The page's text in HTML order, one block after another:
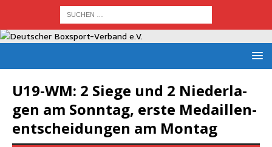
U19-WM: 2 Sie­ge und 2 Nie­der­la­
gen am Sonn­tag, ers­te Medail­len­
ent­schei­dun­gen am Montag